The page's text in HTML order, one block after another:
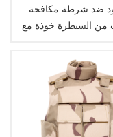
ضد شرطة مكافحة
من السيطرة خوذة مع